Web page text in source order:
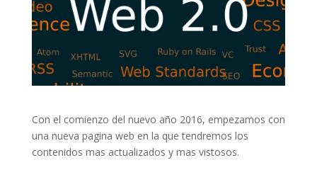
Con el comienzo del nuevo año 2016, empezamos con
una nueva pagina web en la que tendremos los
contenidos mas actualizados y mas vistosos.